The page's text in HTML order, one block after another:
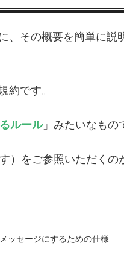
、その概要を簡単に説
約です。
ルール」みたいなもの
）をご参照いただくの
ッセージにするための仕様